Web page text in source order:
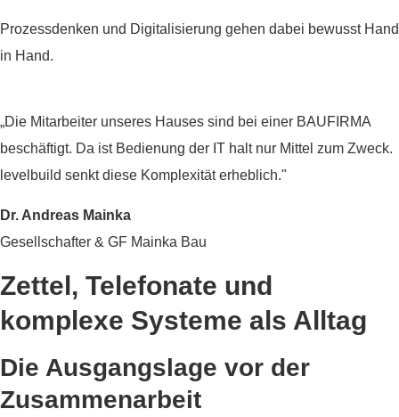
Prozessdenken und Digitalisierung gehen dabei bewusst Hand
in Hand.
„Die Mitarbeiter unseres Hauses sind bei einer BAUFIRMA
beschäftigt. Da ist Bedienung der IT halt nur Mittel zum Zweck.
levelbuild senkt diese Komplexität erheblich."
Dr. Andreas Mainka
Gesellschafter & GF Mainka Bau
Zettel, Telefonate und
komplexe Systeme als Alltag
Die Ausgangslage vor der
Zusammenarbeit